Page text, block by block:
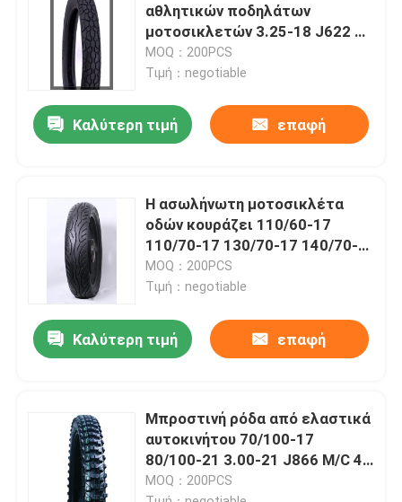
αθλητικών ποδηλάτων
μοτοσικλετών 3.25-18 J622 4
ΖΕΥΓΆΡΙΑ 6 ΖΕΥΓΆΡΙΑ TT/TL
59L
MOQ：200PCS
Τιμή：negotiable
Καλύτερη τιμή επαφή
Η ασωλήνωτη μοτοσικλέτα
οδών κουράζει 110/60-17
110/70-17 130/70-17 140/70-
17 140/60-17 ενισχυμένα J630
ελαστικά αυτοκινήτου
MOQ：200PCS
Τιμή：negotiable
Καλύτερη τιμή επαφή
Μπροστινή ρόδα από ελαστικά
αυτοκινήτου 70/100-17
80/100-21 3.00-21 J866 M/C 4
ΖΕΥΓΆΡΙΑ/6 ΖΕΥΓΆΡΙΑ
MOQ：200PCS